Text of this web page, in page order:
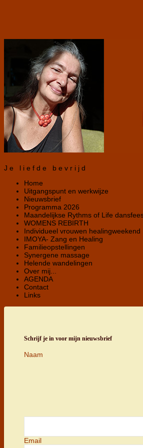
Je liefde bevrijd
Home
Uitgangspunt en werkwijze
Nieuwsbrief
Programma 2026
Maandelijkse Rythms of Life
WOMENS REBIRTH
Individueel vrouwen healingweekend
IMOYA- Zang en Healing
Familieopstellingen
Synergene massage
Helende wandelingen
Over mij...
AGENDA
Contact
Links
Schrijf je in voor mijn nieuwsbrief
Naam
Email